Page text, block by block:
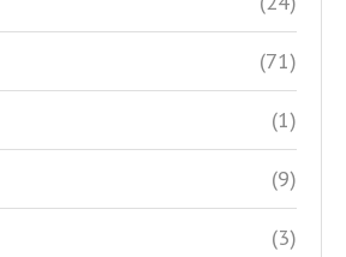
(71)
(1)
(9)
(3)